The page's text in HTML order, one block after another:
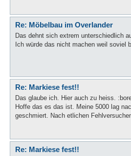
Re: Möbelbau im Overlander
Das dehnt sich extrem unterschiedlich
Ich würde das nicht machen weil soviel
Re: Markiese fest!!
Das glaube ich. Hier auch zu heiss.
Hoffe das es das ist. Meine 5000 lag
geschmiert. Nach etlichen
Re: Markiese fest!!